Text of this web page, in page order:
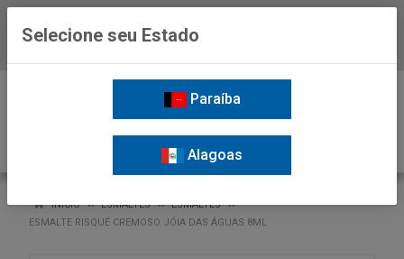
INÍCIO ESMALTES
ESMALTES
ESMALTE RISQUÉ CREMOSO JÓIA DAS ÁGUAS 8ML
Selecione seu Estado
Paraíba
Alagoas